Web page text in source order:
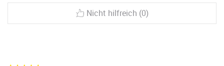
Nicht hilfreich (0)